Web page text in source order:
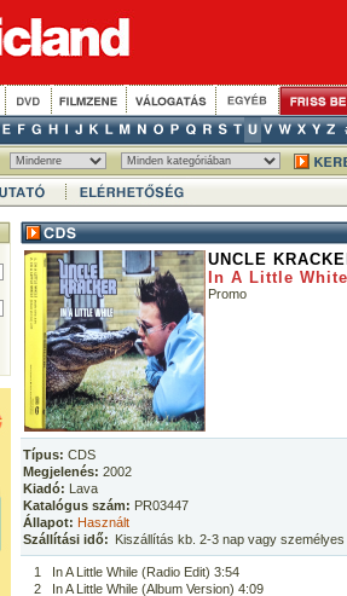
UNCLE
In A Little White
Promo
Típus: CDS
Megjelenés: 2002
Kiadó: Lava
Katalógus szám: PR03447
Állapot: Használt
Szállítási idő: Kiszállítás kb. 2-3 nap vagy
1
In A Little While (Radio Edit) 3:54
2
In A Little While (Album Version) 4:09